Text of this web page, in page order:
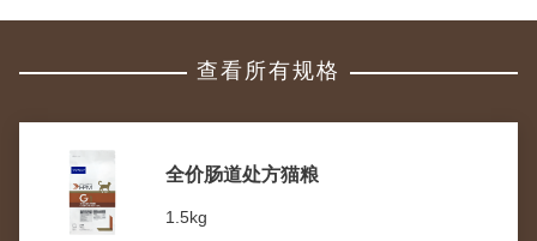
查看所有规格
全价肠道处方猫粮
1.5kg